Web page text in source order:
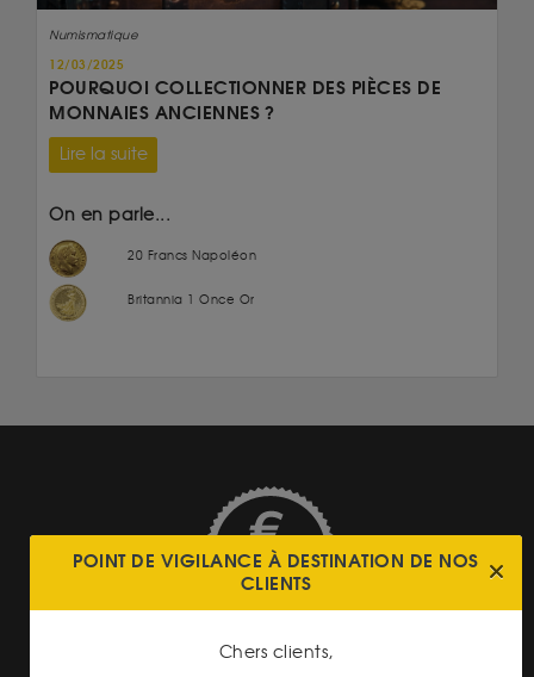
Numismatique
12/03/2025
POURQUOI COLLECTIONNER DES PIÈCES DE
MONNAIES ANCIENNES ?
Lire la suite
On en parle...
20 Francs Napoléon
Britannia 1 Once Or
TRANSPARENCE DES
POINT DE VIGILANCE À DESTINATION DE NOS
CLIENTS
Chers clients,